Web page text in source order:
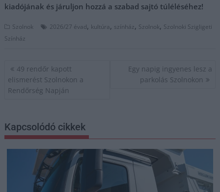
kiadójának és járuljon hozzá a szabad sajtó túléléséhez!
Szolnok 2026/27 évad, kultúra, színház, Szolnok, Szolnoki Szigligeti
Színház
Bejegyzés
navigáció
49 rendőr kapott
elismerést Szolnokon a
Rendőrség Napján
Egy napig ingyenes lesz a
parkolás Szolnokon
Kapcsolódó cikkek